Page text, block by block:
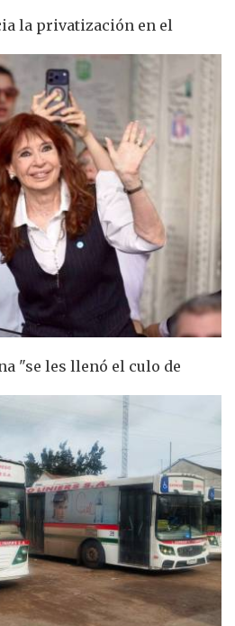
la privatización en el
"se les llenó el culo de